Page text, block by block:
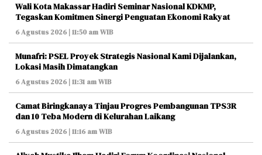
Wali Kota Makassar Hadiri Seminar Nasional KDKMP,
Tegaskan Komitmen Sinergi Penguatan Ekonomi Rakyat
6 Agustus 2026 | 11:50 am WIB
Munafri: PSEL Proyek Strategis Nasional Kami Dijalankan,
Lokasi Masih Dimatangkan
6 Agustus 2026 | 11:31 am WIB
Camat Biringkanaya Tinjau Progres Pembangunan TPS3R
dan 10 Teba Modern di Kelurahan Laikang
6 Agustus 2026 | 11:16 am WIB